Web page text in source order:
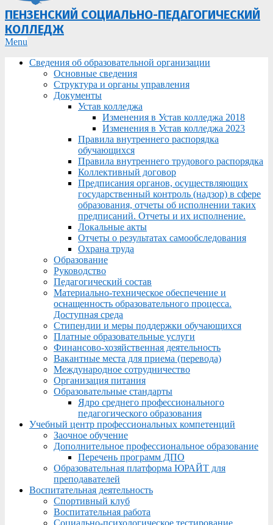
ПЕНЗЕНСКИЙ СОЦИАЛЬНО-ПЕДАГОГИЧЕСКИЙ
КОЛЛЕДЖ
Primary
Menu
Menu
Сведения об образовательной организации
Основные сведения
Структура и органы управления
Документы
Устав колледжа
Изменения в Устав колледжа 2018
Изменения в Устав колледжа 2023
Правила внутреннего распорядка
обучающихся
Правила внутреннего трудового распорядка
Коллективный договор
Предписания органов, осуществляющих
государственный контроль (надзор) в сфере
образования, отчеты об исполнении таких
предписаний. Отчеты и их исполнение.
Локальные акты
Отчеты о результатах самообследования
Охрана труда
Образование
Руководство
Педагогический состав
Материально-техническое обеспечение и
оснащенность образовательного процесса.
Доступная среда
Стипендии и меры поддержки обучающихся
Платные образовательные услуги
Финансово-хозяйственная деятельность
Вакантные места для приема (перевода)
Международное сотрудничество
Организация питания
Образовательные стандарты
Ядро среднего профессионального
педагогического образования
Учебный центр профессиональных компетенций
Заочное обучение
Дополнительное профессиональное образование
Перечень программ ДПО
Образовательная платформа ЮРАЙТ для
преподавателей
Воспитательная деятельность
Спортивный клуб
Воспитательная работа
Социально-психологическое тестирование